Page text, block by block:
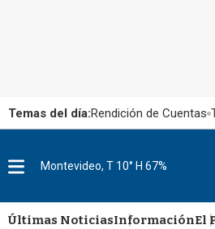
Temas del día:Rendición de Cuentas
u
Montevideo, T 10° H 67%
Últimas NoticiasInformaciónEl